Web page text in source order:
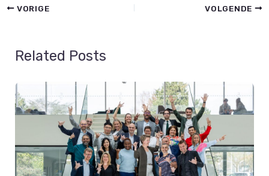
VORIGE VOLGENDE
Related Posts